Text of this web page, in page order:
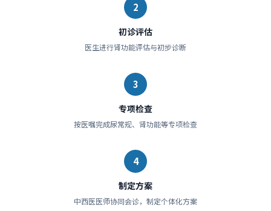
2
初诊评估
医生进行肾功能评估与初步诊断
3
专项检查
按医嘱完成尿常规、肾功能等专项检查
4
制定方案
中西医医师协同会诊，制定个体化方案